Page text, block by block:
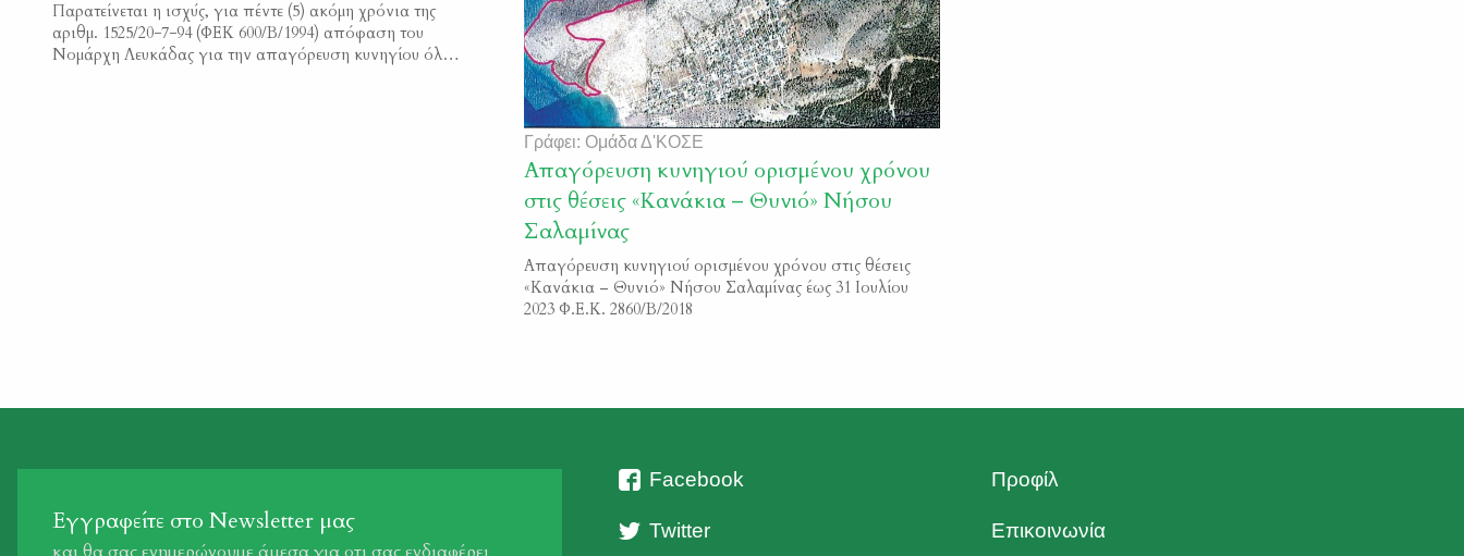
Παρατείνεται η ισχύς, για πέντε (5) ακόμη χρόνια της
αριθμ. 1525/20−7−94 (ΦΕΚ 600/Β/1994) απόφαση του
Νομάρχη Λευκάδας για την απαγόρευση κυνηγίου όλων
Γράφει: Ομάδα Δ'ΚΟΣΕ
Απαγόρευση κυνηγιού ορισμένου χρόνου
στις θέσεις «Κανάκια – Θυνιό» Νήσου
Σαλαμίνας
Απαγόρευση κυνηγιού ορισμένου χρόνου στις θέσεις
«Κανάκια – Θυνιό» Νήσου Σαλαμίνας έως 31 Ιουλίου
2023 Φ.Ε.Κ. 2860/Β/2018
Εγγραφείτε στο Newsletter μας
Facebook
Twitter
Προφίλ
Επικοινωνία